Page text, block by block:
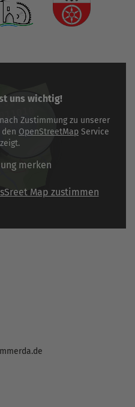
uns wichtig!
Zustimmung zu unserer
OpenStreetMap Service
merken
Map zustimmen